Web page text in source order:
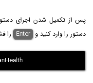
پس از تکمیل شدن اجرای دستور
دستور را وارد کنید و Enter را